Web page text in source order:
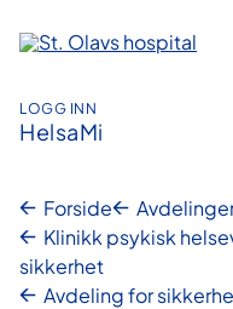
innhold
LOGG INN
HelsaMi
Forside
Klinikk psykisk
sikkerhet
Avdeling for